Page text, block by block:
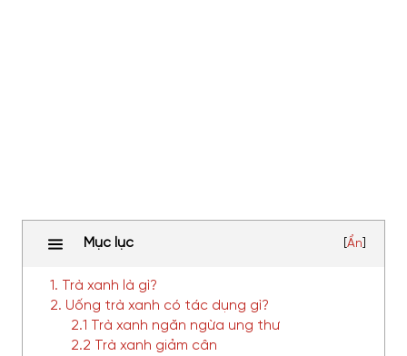
Mục lục Ẩn
1. Trà xanh là gì?
2. Uống trà xanh có tác dụng gì?
2.1 Trà xanh ngăn ngừa ung thư
2.2 Trà xanh giảm cân